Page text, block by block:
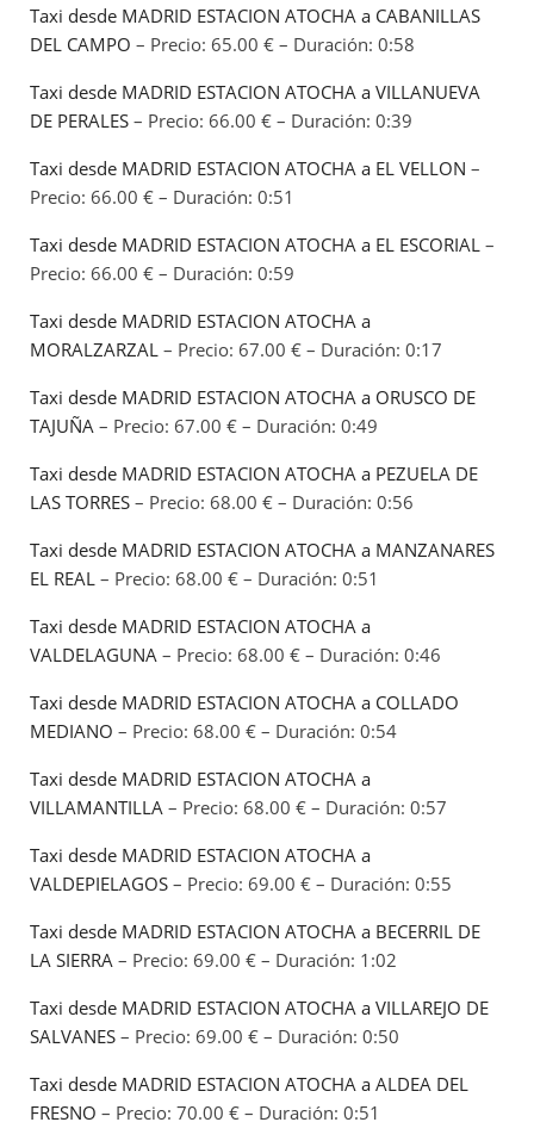
Taxi desde MADRID ESTACION ATOCHA a CABANILLAS
DEL CAMPO – Precio: 65.00 € – Duración: 0:58
Taxi desde MADRID ESTACION ATOCHA a VILLANUEVA
DE PERALES – Precio: 66.00 € – Duración: 0:39
Taxi desde MADRID ESTACION ATOCHA a EL VELLON –
Precio: 66.00 € – Duración: 0:51
Taxi desde MADRID ESTACION ATOCHA a EL ESCORIAL –
Precio: 66.00 € – Duración: 0:59
Taxi desde MADRID ESTACION ATOCHA a
MORALZARZAL – Precio: 67.00 € – Duración: 0:17
Taxi desde MADRID ESTACION ATOCHA a ORUSCO DE
TAJUÑA – Precio: 67.00 € – Duración: 0:49
Taxi desde MADRID ESTACION ATOCHA a PEZUELA DE
LAS TORRES – Precio: 68.00 € – Duración: 0:56
Taxi desde MADRID ESTACION ATOCHA a MANZANARES
EL REAL – Precio: 68.00 € – Duración: 0:51
Taxi desde MADRID ESTACION ATOCHA a
VALDELAGUNA – Precio: 68.00 € – Duración: 0:46
Taxi desde MADRID ESTACION ATOCHA a COLLADO
MEDIANO – Precio: 68.00 € – Duración: 0:54
Taxi desde MADRID ESTACION ATOCHA a
VILLAMANTILLA – Precio: 68.00 € – Duración: 0:57
Taxi desde MADRID ESTACION ATOCHA a
VALDEPIELAGOS – Precio: 69.00 € – Duración: 0:55
Taxi desde MADRID ESTACION ATOCHA a BECERRIL DE
LA SIERRA – Precio: 69.00 € – Duración: 1:02
Taxi desde MADRID ESTACION ATOCHA a VILLAREJO DE
SALVANES – Precio: 69.00 € – Duración: 0:50
Taxi desde MADRID ESTACION ATOCHA a ALDEA DEL
FRESNO – Precio: 70.00 € – Duración: 0:51